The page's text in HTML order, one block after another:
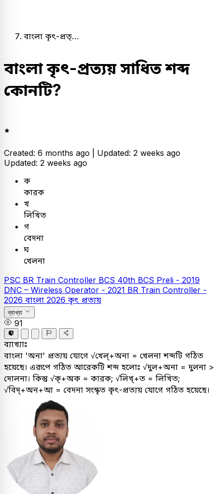
বাংলা কৃৎ-প্রত্…
বাংলা কৃৎ-প্রত্যয় সাধিত শব্দ
কোনটি?
Created: 6 months ago | Updated: 2 weeks ago
Updated: 2 weeks ago
ক
কারক
খ
লিখিত
গ
বেদনা
ঘ
খেলনা
PSC BR Train Controller BCS 40th BCS Preli - 2019
DNC – Wireless Operator - 2021 BR Train Controller -
2026 বাংলা 2026 কৃৎ প্রত্যয়
ব্যাখ্যা
91
ব্যাখ্যাঃ
বাংলা 'অনা' প্রত্যয় যোগে √খেল্+অনা = খেলনা শব্দটি গঠিত
হয়েছে। এরূপে গঠিত আরেকটি শব্দ হলোঃ √দুল+অনা = দুলনা >
দোলনা। কিন্তু √ক্+অক = কারক; √লিখ্+ত = লিখিত;
√বিদ্‌+অন+আ = বেদনা সংস্কৃত কৃৎ-প্রত্যয় যোগে গঠিত হয়েছে।